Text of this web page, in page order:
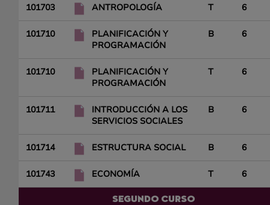
101703 ANTROPOLOGÍA T 6
101710
PLANIFICACIÓN Y
PROGRAMACIÓN
B 6
101710
PLANIFICACIÓN Y
PROGRAMACIÓN
T 6
101711
INTRODUCCIÓN A LOS
SERVICIOS SOCIALES
B 6
101714 ESTRUCTURA SOCIAL B 6
101743 ECONOMÍA T 6
SEGUNDO CURSO